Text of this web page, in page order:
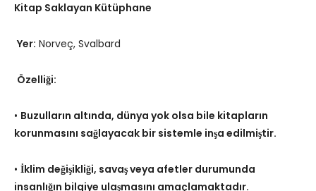
Kitap Saklayan Kütüphane
Yer: Norveç, Svalbard
Özelliği:
• Buzulların altında, dünya yok olsa bile kitapların
korunmasını sağlayacak bir sistemle inşa edilmiştir.
• İklim değişikliği, savaş veya afetler durumunda
insanlığın bilgiye ulaşmasını amaçlamaktadır.